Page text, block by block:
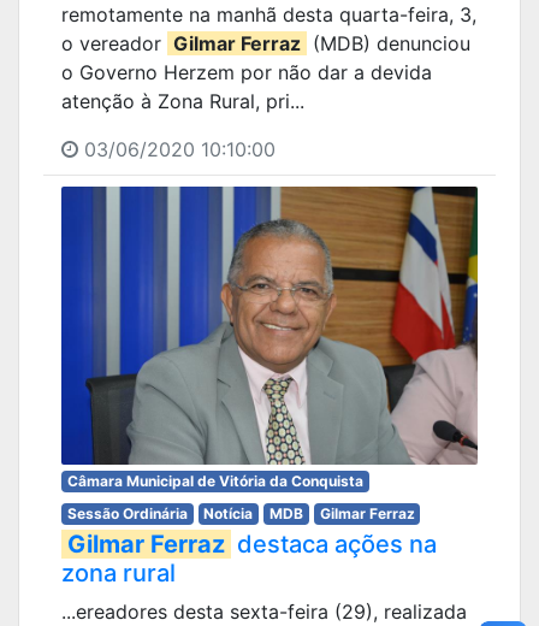
remotamente na manhã desta quarta-feira, 3,
o vereador Gilmar Ferraz (MDB) denunciou
o Governo Herzem por não dar a devida
atenção à Zona Rural, pri...
03/06/2020 10:10:00
Câmara Municipal de Vitória da Conquista
Sessão Ordinária
Notícia MDB Gilmar Ferraz
Gilmar Ferraz destaca ações na
zona rural
...ereadores desta sexta-feira (29), realizada